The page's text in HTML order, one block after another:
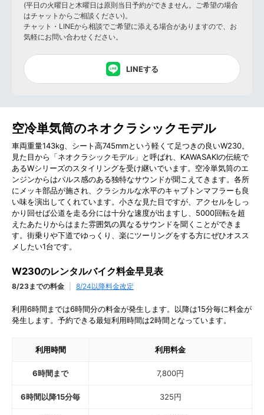
空冷単気筒のネオクラシックモデル
車両重量143kg、シート高745mmという軽くて足つきの良いW230。
見た目から「ネオクラシックモデル」と呼ばれ、KAWASAKIの伝統で
あるWシリーズのスタイリングを受け継いでいます。空冷単気筒のエ
ンジンからはパルス感のある独特なサウンドが聞こえてきます。各所
にメッキ部品が施され、クラシカルな水平のキャブトンマフラーも良
い味を演出してくれています。小さな見た目ですが、アクセルをしっ
かり回せば公道を走る分には十分な速度が出ますし、5000回転を超
えたあたりからはまた雰囲気の異なるサウンドを聞くことができま
す。街乗りや下道でゆっくり、楽にツーリングをする方にぜひオスス
メしたい1台です。
W230のレンタルバイク料金早見表
8/23までの料金 8/24以降料金改定
利用6時間までは6時間分の料金が発生します。以降は15分毎に料金が
発生します。予約できる最短利用時間は2時間となっています。
利用時間 利用料金
6時間まで 7,800円
6時間以降15分毎 325円
(平日の火曜日と木曜日は原則当日予約ができません。ご希望の場合
はチャットからご相談ください)。
チャット・LINEから相談でご希望に添える場合がありますので、お
気軽にお問い合わせください。
LINEする